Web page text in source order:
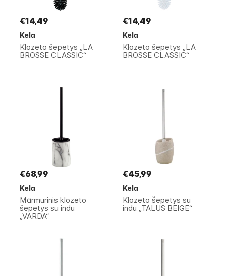
€14,49
Kela
Klozeto šepetys „LA
BROSSE CLASSIC“
€14,49
Kela
Klozeto šepetys „LA
BROSSE CLASSIC“
€68,99
Kela
Marmurinis klozeto
šepetys su indu
„VARDA“
€45,99
Kela
Klozeto šepetys su
indu „TALUS BEIGE“